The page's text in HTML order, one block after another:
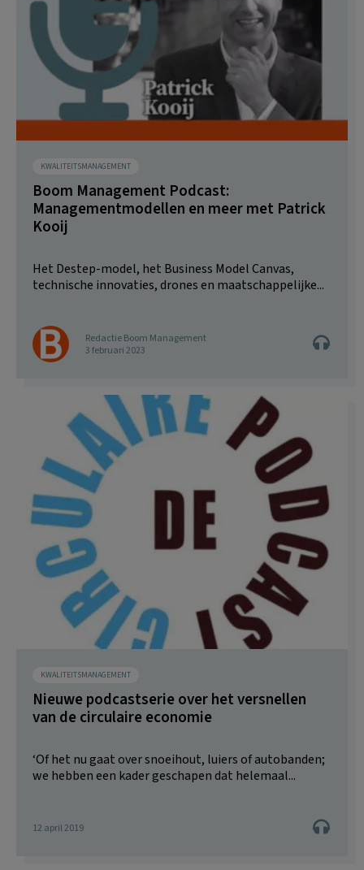
KWALITEITSMANAGEMENT
Boom Management Podcast:
Managementmodellen en meer met Patrick
Kooij
Het Destep-model, het Business Model Canvas,
technische innovaties, drones en maatschappelijke...
Redactie Boom Management
3 februari 2023
KWALITEITSMANAGEMENT
Nieuwe podcastserie over het versnellen
van de circulaire economie
‘Of het nu gaat over snoeihout, luiers of autobanden;
we hebben een kader geschapen dat helemaal...
12 april 2019